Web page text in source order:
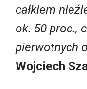
całkiem
ok. 50 proc.,
pierwotnych
Wojciech